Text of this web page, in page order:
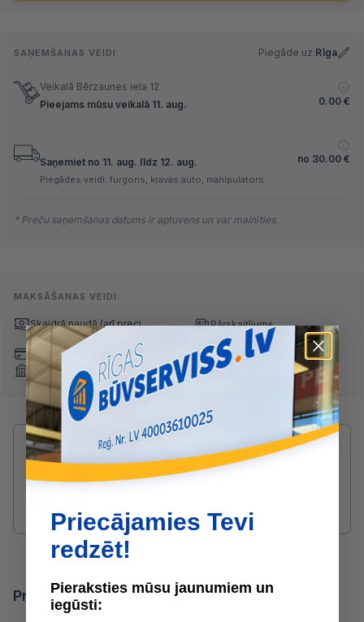
SAŅEMŠANAS VEIDI: Piegāde uz:Rīga
Veikalā Bērzaunes iela 12
Pieejams mūsu veikalā 11. aug.
0.00 €
Saņemiet no 11. aug. līdz 12. aug. no 30.00 €
Piegādes veidi: furgons, kravas auto, manipulators
* Preču saņemšanas datums ir aptuvens un var mainīties.
MAKSĀŠANAS VEIDI:
Skaidrā naudā(arī preci
saņemot)
Maksājumu kartes
Internetbankas
Pārskaitījums
Nomaksa
Radušies jautājumi par produktu?
SAZINIES AR DRUVIS:
2233 5731
Produkta īpašības
Priecājamies Tevi
redzēt!
Pieraksties mūsu jaunumiem un
iegūsti: